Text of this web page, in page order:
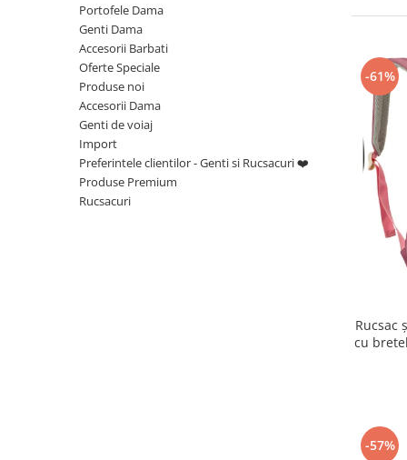
Portofele Dama
Genti Dama
Accesorii Barbati
Oferte Speciale
Produse noi
Accesorii Dama
Genti de voiaj
Import
Preferintele clientilor - Genti si Rucsacuri ❤️
Produse Premium
Rucsacuri
-61%
Rucsac
cu
-57%